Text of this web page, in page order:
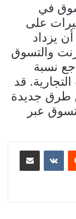
في
على
يزداد
والتسوق
نسبة
قد
طرق جديدة
عبر
مشاركة عبر البريد